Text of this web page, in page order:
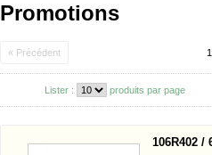
Promotions
« Précédent 1
Lister : produits par page
106R402 /